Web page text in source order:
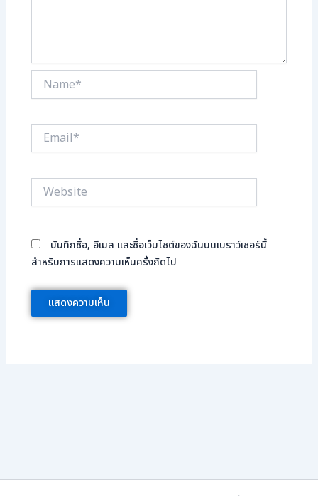
Name*
Email*
Website
บันทึกชื่อ, อีเมล และชื่อเว็บไซต์ของฉันบนเบราว์เซอร์นี้
สำหรับการแสดงความเห็นครั้งถัดไป